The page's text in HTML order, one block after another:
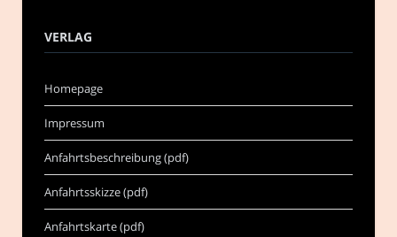
VERLAG
Homepage
Impressum
Anfahrtsbeschreibung (pdf)
Anfahrtsskizze (pdf)
Anfahrtskarte (pdf)